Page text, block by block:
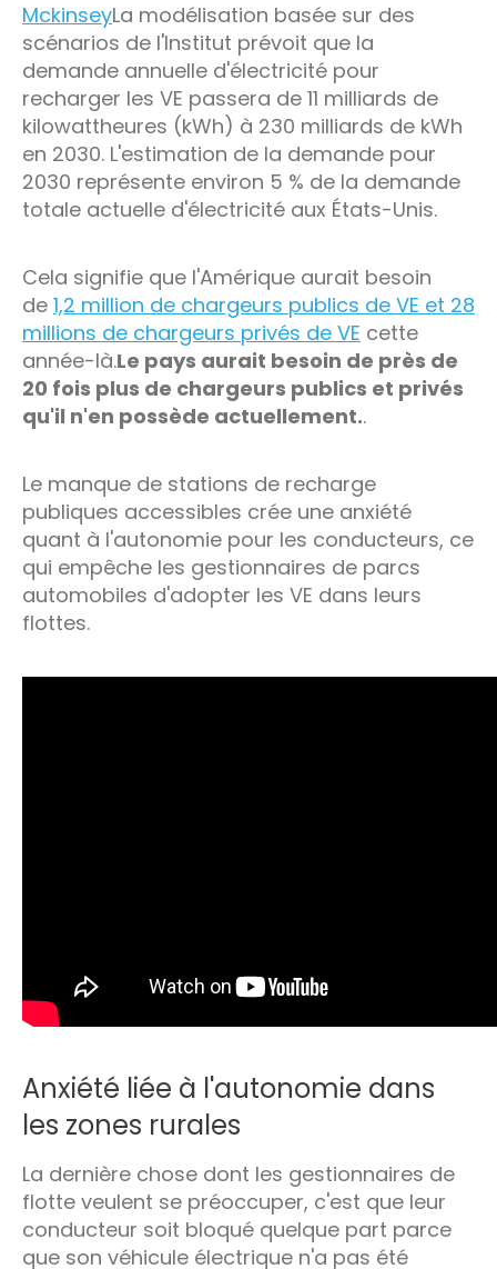
MckinseyLa modélisation basée sur des
scénarios de l'Institut prévoit que la
demande annuelle d'électricité pour
recharger les VE passera de 11 milliards de
kilowattheures (kWh) à 230 milliards de kWh
en 2030. L'estimation de la demande pour
2030 représente environ 5 % de la demande
totale actuelle d'électricité aux États-Unis.
Cela signifie que l'Amérique aurait besoin
de 1,2 million de chargeurs publics de VE et 28
millions de chargeurs privés de VE cette
année-là.Le pays aurait besoin de près de
20 fois plus de chargeurs publics et privés
qu'il n'en possède actuellement..
Le manque de stations de recharge
publiques accessibles crée une anxiété
quant à l'autonomie pour les conducteurs, ce
qui empêche les gestionnaires de parcs
automobiles d'adopter les VE dans leurs
flottes.
Anxiété liée à l'autonomie dans
les zones rurales
La dernière chose dont les gestionnaires de
flotte veulent se préoccuper, c'est que leur
conducteur soit bloqué quelque part parce
que son véhicule électrique n'a pas été